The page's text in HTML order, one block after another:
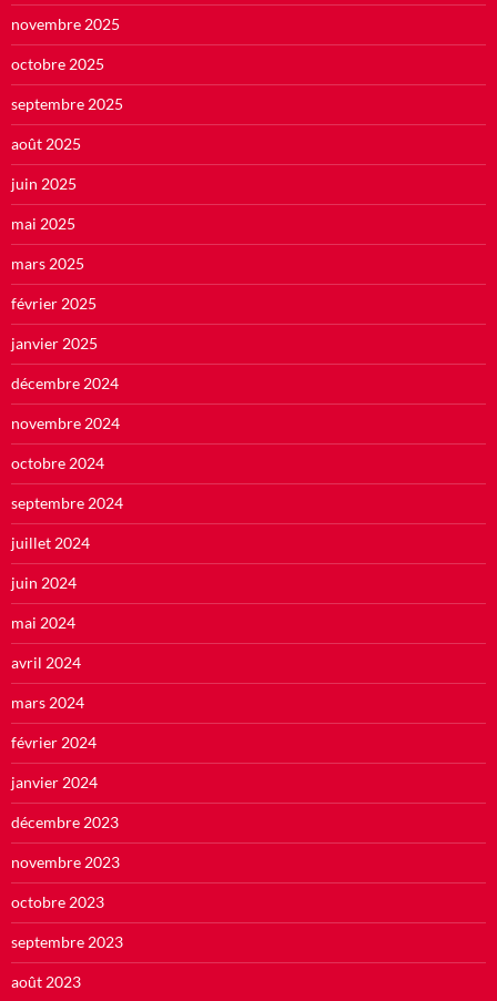
novembre 2025
octobre 2025
septembre 2025
août 2025
juin 2025
mai 2025
mars 2025
février 2025
janvier 2025
décembre 2024
novembre 2024
octobre 2024
septembre 2024
juillet 2024
juin 2024
mai 2024
avril 2024
mars 2024
février 2024
janvier 2024
décembre 2023
novembre 2023
octobre 2023
septembre 2023
août 2023